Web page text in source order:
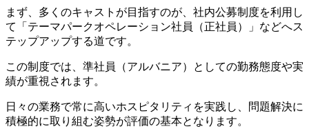
まず、多くのキャストが目指すのが、社内公募制度を利用し
て「テーマパークオペレーション社員（正社員）」などへス
テップアップする道です。
この制度では、準社員（アルバニア）としての勤務態度や実
績が重視されます。
日々の業務で常に高いホスピタリティを実践し、問題解決に
積極的に取り組む姿勢が評価の基本となります。